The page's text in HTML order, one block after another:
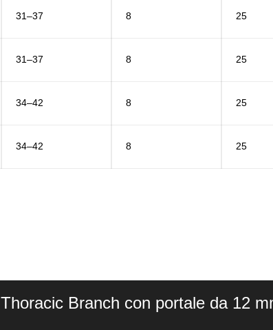
31–37 8 25
31–37 8 25
34–42 8 25
34–42 8 25
Thoracic Branch con portale da 12